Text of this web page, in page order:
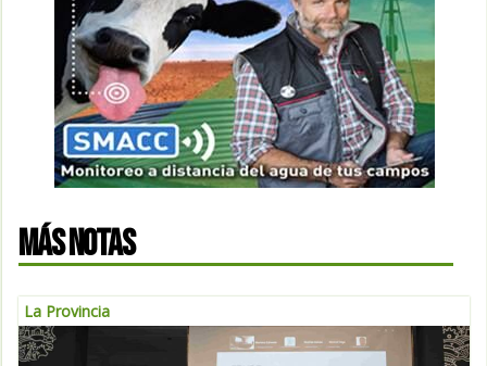
MÁS NOTAS
La Provincia